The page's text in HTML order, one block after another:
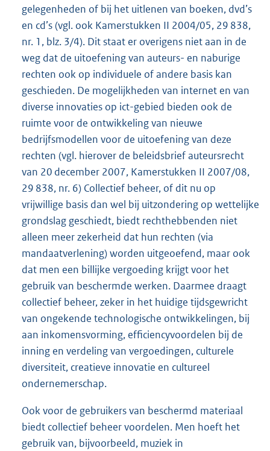
gelegenheden of bij het uitlenen van boeken, dvd’s
en cd’s (vgl. ook Kamerstukken II 2004/05, 29 838,
nr. 1, blz. 3/4). Dit staat er overigens niet aan in de
weg dat de uitoefening van auteurs- en naburige
rechten ook op individuele of andere basis kan
geschieden. De mogelijkheden van internet en van
diverse innovaties op ict-gebied bieden ook de
ruimte voor de ontwikkeling van nieuwe
bedrijfsmodellen voor de uitoefening van deze
rechten (vgl. hierover de beleidsbrief auteursrecht
van 20 december 2007, Kamerstukken II 2007/08,
29 838, nr. 6) Collectief beheer, of dit nu op
vrijwillige basis dan wel bij uitzondering op wettelijke
grondslag geschiedt, biedt rechthebbenden niet
alleen meer zekerheid dat hun rechten (via
mandaatverlening) worden uitgeoefend, maar ook
dat men een billijke vergoeding krijgt voor het
gebruik van beschermde werken. Daarmee draagt
collectief beheer, zeker in het huidige tijdsgewricht
van ongekende technologische ontwikkelingen, bij
aan inkomensvorming, efficiencyvoordelen bij de
inning en verdeling van vergoedingen, culturele
diversiteit, creatieve innovatie en cultureel
ondernemerschap.
Ook voor de gebruikers van beschermd materiaal
biedt collectief beheer voordelen. Men hoeft het
gebruik van, bijvoorbeeld, muziek in